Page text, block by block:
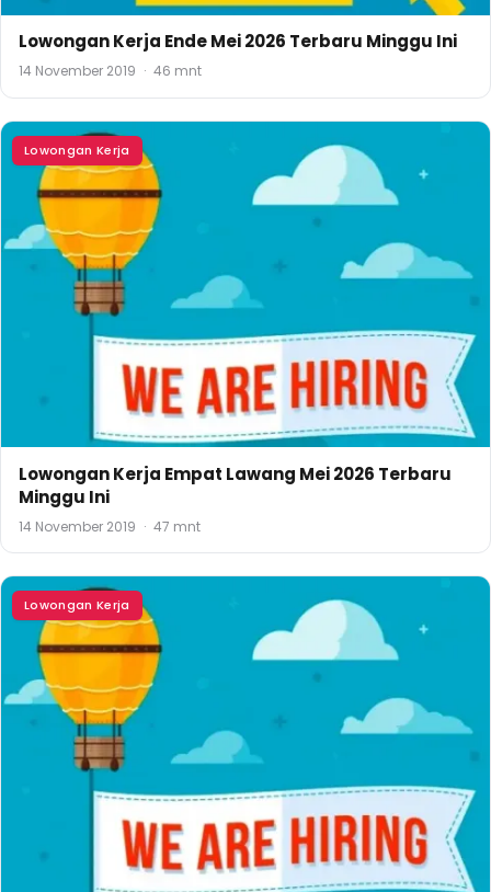
Lowongan Kerja Ende Mei 2026 Terbaru Minggu Ini
14 November 2019 · 46 mnt
Lowongan Kerja
Lowongan Kerja Empat Lawang Mei 2026 Terbaru
Minggu Ini
14 November 2019 · 47 mnt
Lowongan Kerja